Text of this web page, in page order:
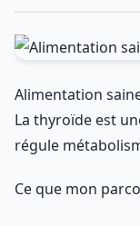
Alimentation
La thyroïde est
régule
Ce que mon